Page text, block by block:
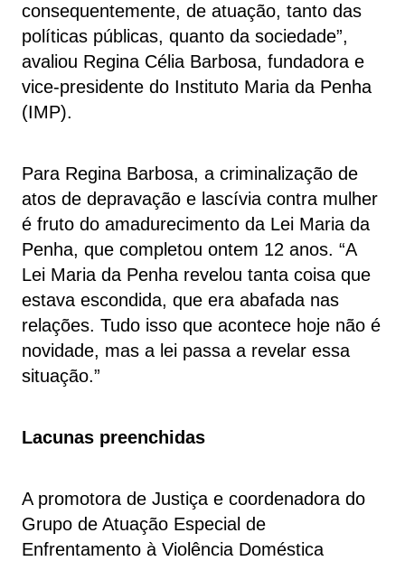
consequentemente, de atuação, tanto das
políticas públicas, quanto da sociedade”,
avaliou Regina Célia Barbosa, fundadora e
vice-presidente do Instituto Maria da Penha
(IMP).
Para Regina Barbosa, a criminalização de
atos de depravação e lascívia contra mulher
é fruto do amadurecimento da Lei Maria da
Penha, que completou ontem 12 anos. “A
Lei Maria da Penha revelou tanta coisa que
estava escondida, que era abafada nas
relações. Tudo isso que acontece hoje não é
novidade, mas a lei passa a revelar essa
situação.”
Lacunas preenchidas
A promotora de Justiça e coordenadora do
Grupo de Atuação Especial de
Enfrentamento à Violência Doméstica